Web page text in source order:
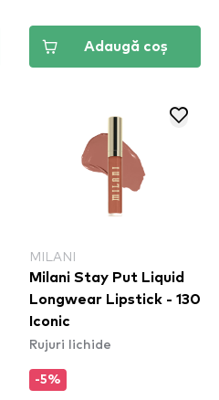
Adaugă coș
MILANI
Milani Stay Put Liquid
Longwear Lipstick - 130
Iconic
Rujuri lichide
-5%